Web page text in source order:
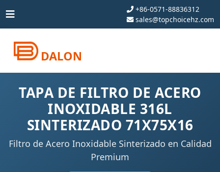
+86-0571-88836312
sales@topchoicehz.com
DALON
TAPA DE FILTRO DE ACERO
INOXIDABLE 316L
SINTERIZADO 71X75X16
Filtro de Acero Inoxidable Sinterizado en Calidad
Premium